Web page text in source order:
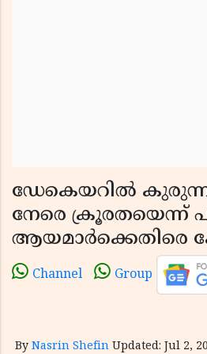
ഡേകെയറിൽ
നേരെ ക്രൂരതയെന്ന്
ആയമാർക്കെതിരെ
Channel Group
By Nasrin Shefin Updated: Jul 2,